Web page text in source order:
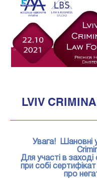
LVIV
Увага! Шановні
Для участі в
при собі
про